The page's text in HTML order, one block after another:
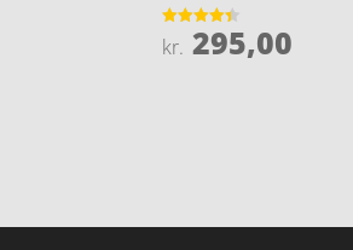
Vurderet
4.4
kr. 295,00